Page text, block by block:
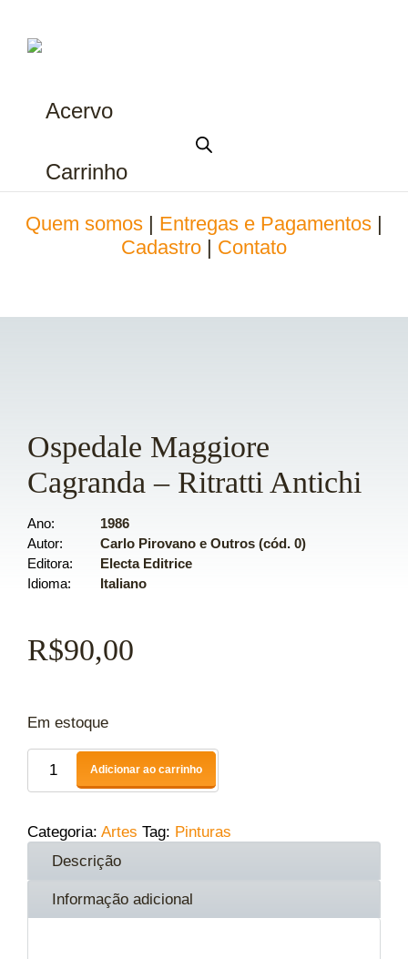
Acervo
Carrinho
Quem somos Entregas e Pagamentos
Cadastro
Contato
Ospedale Maggiore
Cagranda – Ritratti Antichi
Ano
1986
Autor
Carlo Pirovano e Outros (cód. 0)
Editora
Electa Editrice
Idioma
Italiano
R$90,00
Em estoque
Adicionar ao carrinho
Categoria: Artes Tag: Pinturas
Descrição
Informação adicional